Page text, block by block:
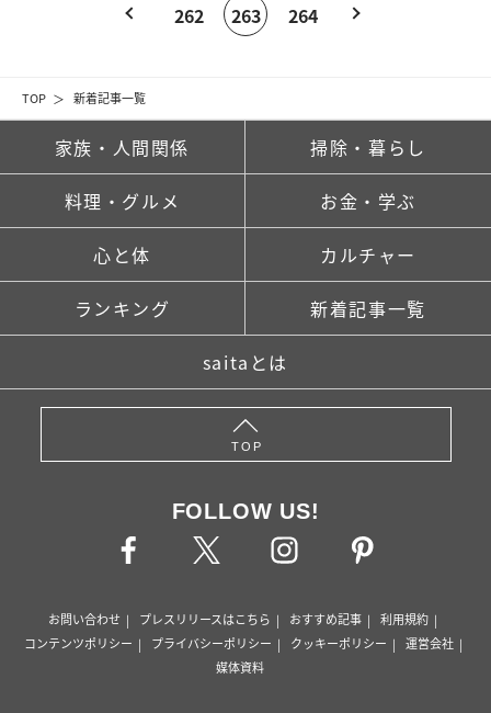
TOP 新着記事一覧
262 263 264
家族・人間関係 掃除・暮らし
料理・グルメ お金・学ぶ
心と体 カルチャー
ランキング 新着記事一覧
saitaとは
TOP
FOLLOW US!
お問い合わせ プレスリリースはこちら おすすめ記事
利用規約
コンテンツポリシー
プライバシーポリシー クッキーポリシー
運営会社
媒体資料